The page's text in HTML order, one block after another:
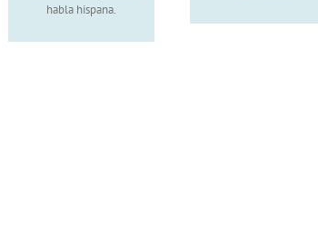
habla hispana.